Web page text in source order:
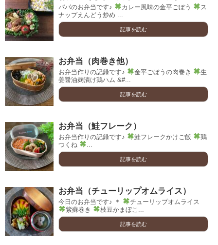
パパのお弁当です♪ カレー風味の金平ごぼう
ス
ナップえんどう炒め ...
記事を読む
お弁当（肉巻き他）
お弁当作りの記録です♪ 金平ごぼうの肉巻き
生
姜醤油麹漬け鶏ハム &#...
記事を読む
お弁当（鮭フレーク）
お弁当作りの記録です♪ 鮭フレークかけご飯
鶏
つくね
記事を読む
お弁当（チューリップオムライス）
今日のお弁当です♪ ＊
チューリップオムライス
紫蘇巻き
枝豆かまぼこ...
記事を読む